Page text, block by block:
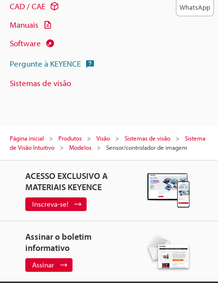
CAD / CAE
Manuais
Software
Pergunte à KEYENCE
Sistemas de visão
Página inicial Produtos Visão Sistemas de visão
Sistema
de Visão Intuitivo
Modelos Sensor/controlador de imagem
ACESSO EXCLUSIVO A
MATERIAIS KEYENCE
Inscreva-se!
Assinar o boletim
informativo
Assinar
WhatsApp